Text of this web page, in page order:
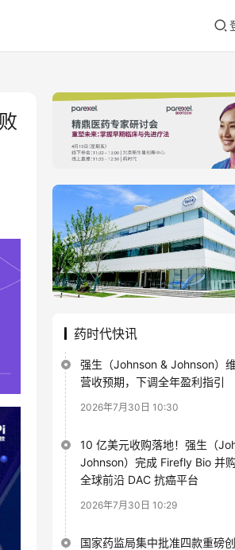
药时代快讯
强生（Johnson & Johnson）
营收预期，下调全年盈利指引
2026年7月30日 10:30
10 亿美元收购落地！强生（
Johnson）完成 Firefly Bio 并
全球前沿 DAC 抗癌平台
2026年7月30日 10:29
国家药监局集中批准四款重磅创